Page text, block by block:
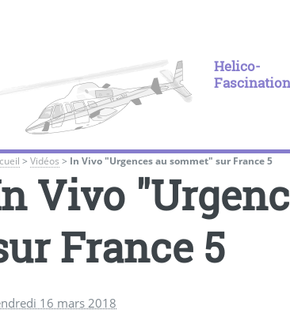
Helico-
Fascination
>Vidéos > In Vivo "Urgences au sommet" sur France 5
Vivo
France 5
16 mars 2018